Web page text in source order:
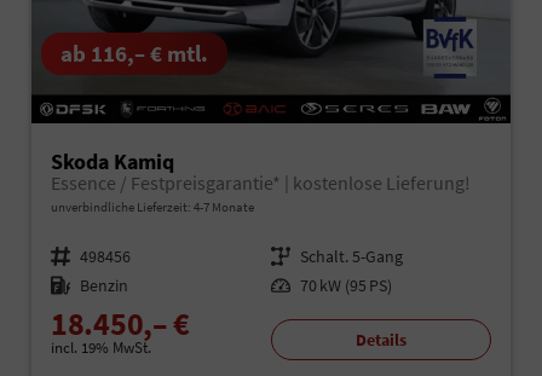
ab 116,– € mtl.
Skoda Kamiq
Essence / Festpreisgarantie* | kostenlose Lieferung!
unverbindliche Lieferzeit: 4-7 Monate
Fahrzeugnr. 498456 Getriebe Schalt. 5-Gang
Kraftstoff Benzin Leistung 70 kW (95 PS)
18.450,– €
incl. 19% MwSt. Details